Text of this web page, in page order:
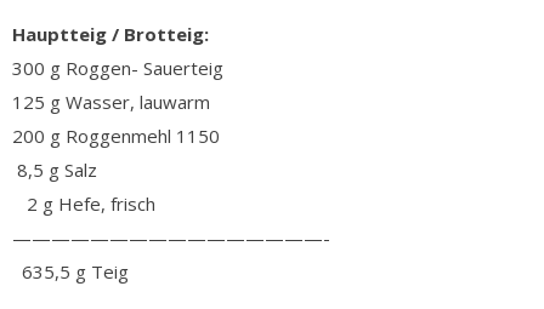
Hauptteig / Brotteig:
300 g Roggen- Sauerteig
125 g Wasser, lauwarm
200 g Roggenmehl 1150
8,5 g Salz
2 g Hefe, frisch
————————————————-
635,5 g Teig